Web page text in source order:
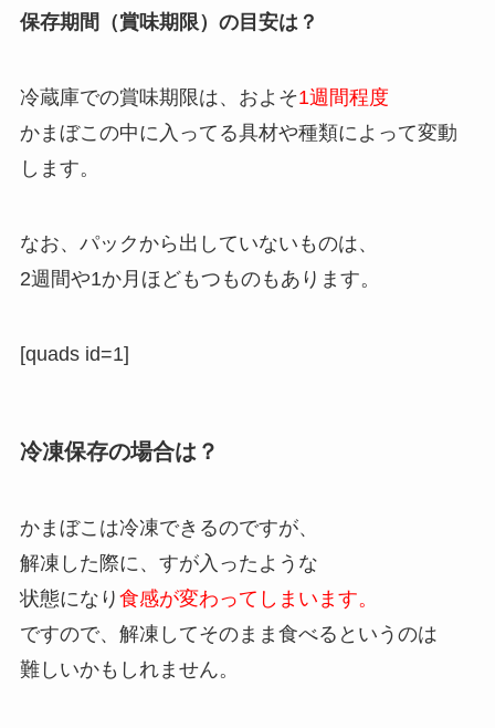
保存期間（賞味期限）の目安は？
冷蔵庫での賞味期限は、およそ1週間程度
かまぼこの中に入ってる具材や種類によって変動
します。
なお、パックから出していないものは、
2週間や1か月ほどもつものもあります。
[quads id=1]
冷凍保存の場合は？
かまぼこは冷凍できるのですが、
解凍した際に、すが入ったような
状態になり 食感が変わってしまいます。
ですので、解凍してそのまま食べるというのは
難しいかもしれません。